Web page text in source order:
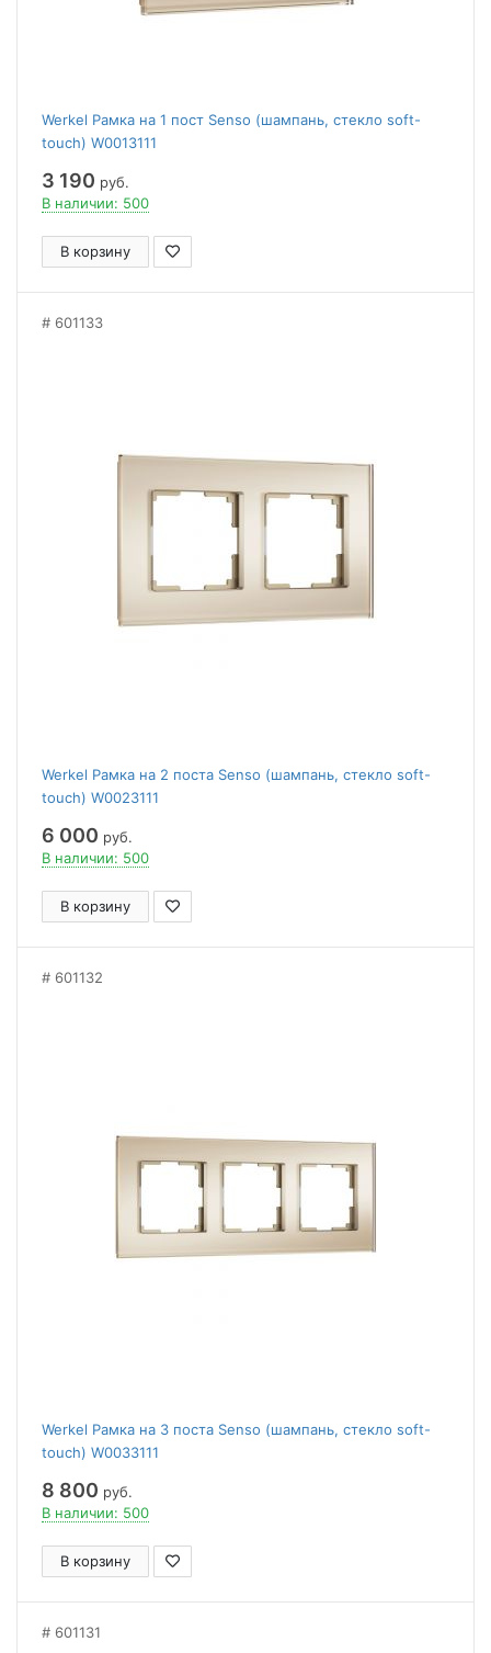
Werkel Рамка на 1 пост Senso (шампань, стекло soft-
touch) W0013111
3 190 руб.
В наличии: 500
В корзину
601133
Werkel Рамка на 2 поста Senso (шампань, стекло soft-
touch) W0023111
6 000 руб.
В наличии: 500
В корзину
601132
Werkel Рамка на 3 поста Senso (шампань, стекло soft-
touch) W0033111
8 800 руб.
В наличии: 500
В корзину
601131